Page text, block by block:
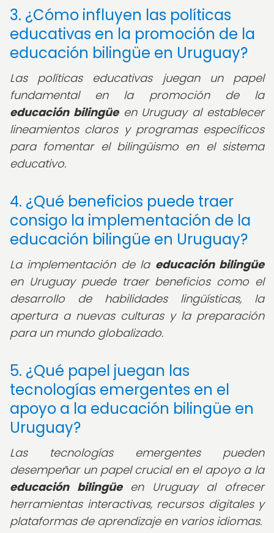
3. ¿Cómo influyen las políticas
educativas en la promoción de la
educación bilingüe en Uruguay?
Las políticas educativas juegan un papel
fundamental en la promoción de la
educación bilingüeen Uruguay al establecer
lineamientos claros y programas específicos
para fomentar el bilingüismo en el sistema
educativo.
4. ¿Qué beneficios puede traer
consigo la implementación de la
educación bilingüe en Uruguay?
La implementación de la educación bilingüe
en Uruguay puede traer beneficios como el
desarrollo de habilidades lingüísticas, la
apertura a nuevas culturas y la preparación
para un mundo globalizado.
5. ¿Qué papel juegan las
tecnologías emergentes en el
apoyo a la educación bilingüe en
Uruguay?
Las tecnologías emergentes pueden
desempeñar un papel crucial en el apoyo a la
educación bilingüeen Uruguay al ofrecer
herramientas interactivas, recursos digitales y
plataformas de aprendizaje en varios idiomas.